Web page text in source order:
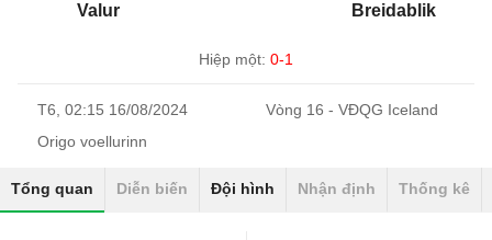
Valur Breidablik
Hiệp một: 0-1
T6, 02:15 16/08/2024
Vòng 16 - VĐQG Iceland
Origo voellurinn
Tổng quan Diễn biến Đội hình Nhận định Thống kê